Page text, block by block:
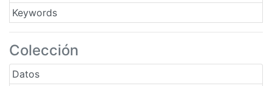
Keywords
Colección
Datos